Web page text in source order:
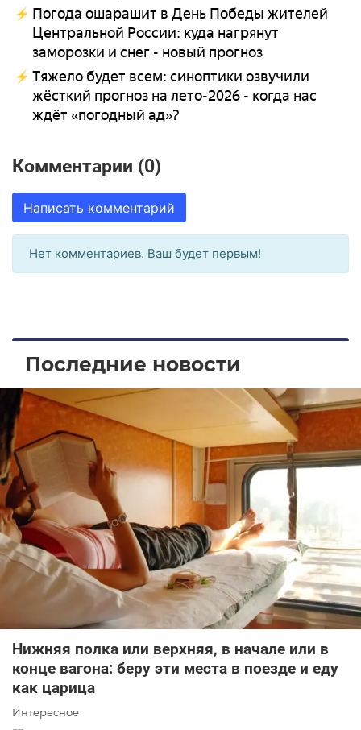
Погода ошарашит в День Победы жителей
Центральной России: куда нагрянут
заморозки и снег - новый прогноз
Тяжело будет всем: синоптики озвучили
жёсткий прогноз на лето-2026 - когда нас
ждёт «погодный ад»?
Комментарии (0)
Написать комментарий
Нет комментариев. Ваш будет первым!
Последние новости
Нижняя полка или верхняя, в начале или в
конце вагона: беру эти места в поезде и еду
как царица
Интересное